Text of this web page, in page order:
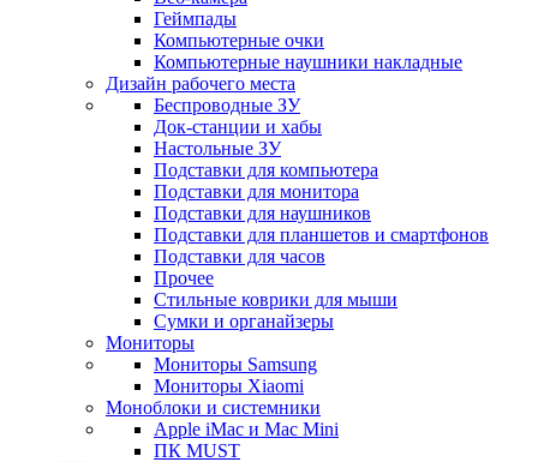
Геймпады
Компьютерные очки
Компьютерные наушники накладные
Дизайн рабочего места
Беспроводные ЗУ
Док-станции и хабы
Настольные ЗУ
Подставки для компьютера
Подставки для монитора
Подставки для наушников
Подставки для планшетов и смартфонов
Подставки для часов
Прочее
Стильные коврики для мыши
Сумки и органайзеры
Мониторы
Мониторы Samsung
Мониторы Xiaomi
Моноблоки и системники
Apple iMac и Mac Mini
ПК MUST